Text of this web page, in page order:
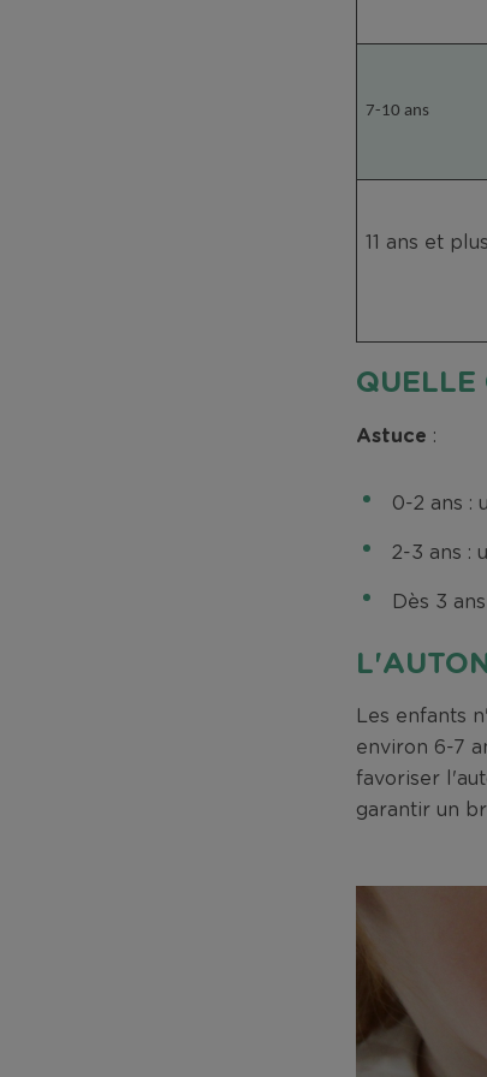
7-10 ans
11 ans et plus
Astuce :
0-2 ans :
2-3 ans :
Dès 3
Les enfants
environ 6-7
favoriser
garantir un